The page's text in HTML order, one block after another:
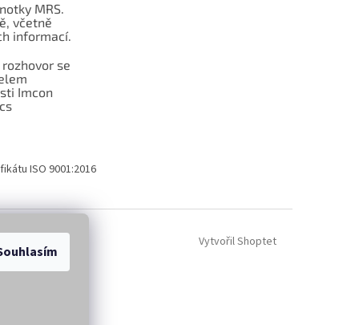
MRS.
včetně
informací.
se
Imcon
ISO 9001:2016
Vytvořil Shoptet